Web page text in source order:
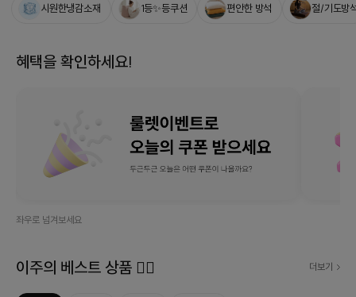
시원한냉감소재 1등✨등쿠션 편안한 방석 절/기도방
혜택을 확인하세요!
좌우로 넘겨보세요
이주의 베스트 상품 ❤‍🔥 더보기